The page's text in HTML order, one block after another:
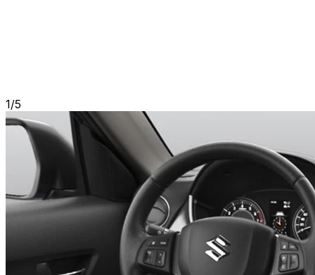
1/5